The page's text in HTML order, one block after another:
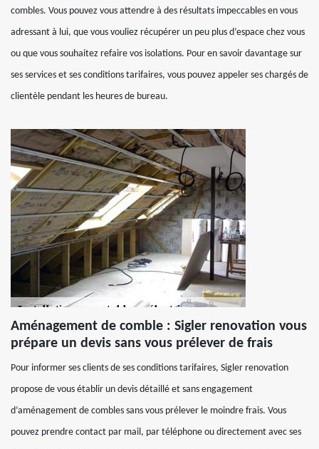
combles. Vous pouvez vous attendre à des résultats impeccables en vous
adressant à lui, que vous vouliez récupérer un peu plus d’espace chez vous
ou que vous souhaitez refaire vos isolations. Pour en savoir davantage sur
ses services et ses conditions tarifaires, vous pouvez appeler ses chargés de
clientèle pendant les heures de bureau.
Aménagement de comble : Sigler renovation vous
prépare un devis sans vous prélever de frais
Pour informer ses clients de ses conditions tarifaires, Sigler renovation
propose de vous établir un devis détaillé et sans engagement
d’aménagement de combles sans vous prélever le moindre frais. Vous
pouvez prendre contact par mail, par téléphone ou directement avec ses